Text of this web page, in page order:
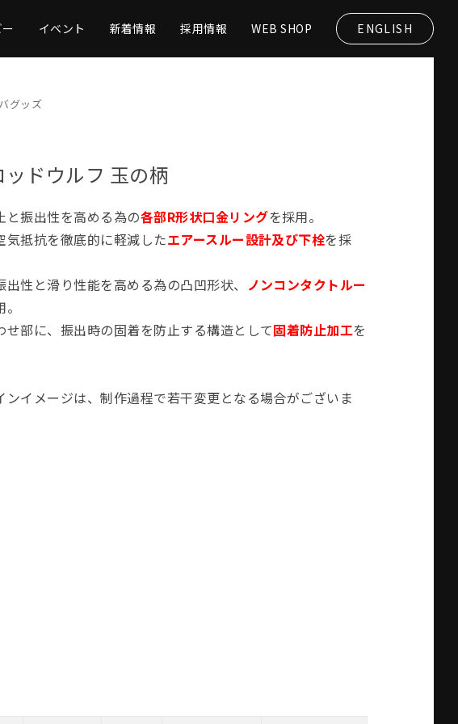
イベント 新着情報 採用情報 WEB SHOP ENGLISH
グッズ
ドウルフ 玉の柄
振出性を高める為の各部R形状口金リングを採用。
抵抗を徹底的に軽減したエアースルー設計及び下栓を採
性と滑り性能を高める為の凸凹形状、 ノンコンタクトルー
部に、振出時の固着を防止する構造として固着防止加工を
イメージは、制作過程で若干変更となる場合がございま